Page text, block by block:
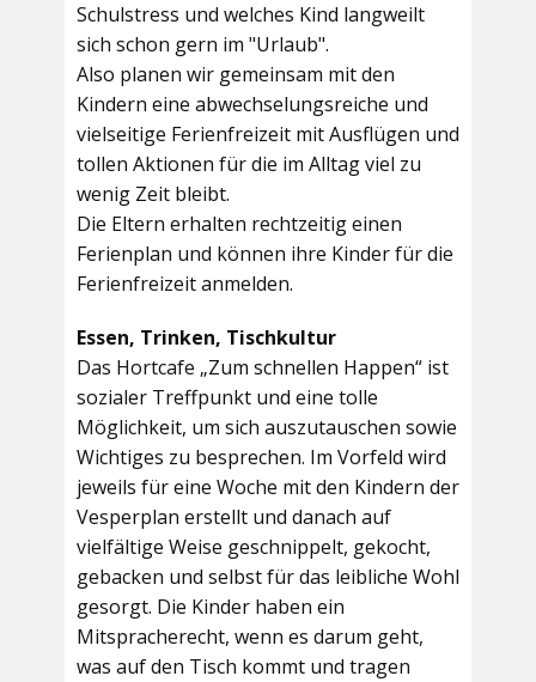
Schulstress und welches Kind langweilt
sich schon gern im "Urlaub".
Also planen wir gemeinsam mit den
Kindern eine abwechselungsreiche und
vielseitige Ferienfreizeit mit Ausflügen und
tollen Aktionen für die im Alltag viel zu
wenig Zeit bleibt.
Die Eltern erhalten rechtzeitig einen
Ferienplan und können ihre Kinder für die
Ferienfreizeit anmelden.
Essen, Trinken, Tischkultur
Das Hortcafe „Zum schnellen Happen“ ist
sozialer Treffpunkt und eine tolle
Möglichkeit, um sich auszutauschen sowie
Wichtiges zu besprechen. Im Vorfeld wird
jeweils für eine Woche mit den Kindern der
Vesperplan erstellt und danach auf
vielfältige Weise geschnippelt, gekocht,
gebacken und selbst für das leibliche Wohl
gesorgt. Die Kinder haben ein
Mitspracherecht, wenn es darum geht,
was auf den Tisch kommt und tragen